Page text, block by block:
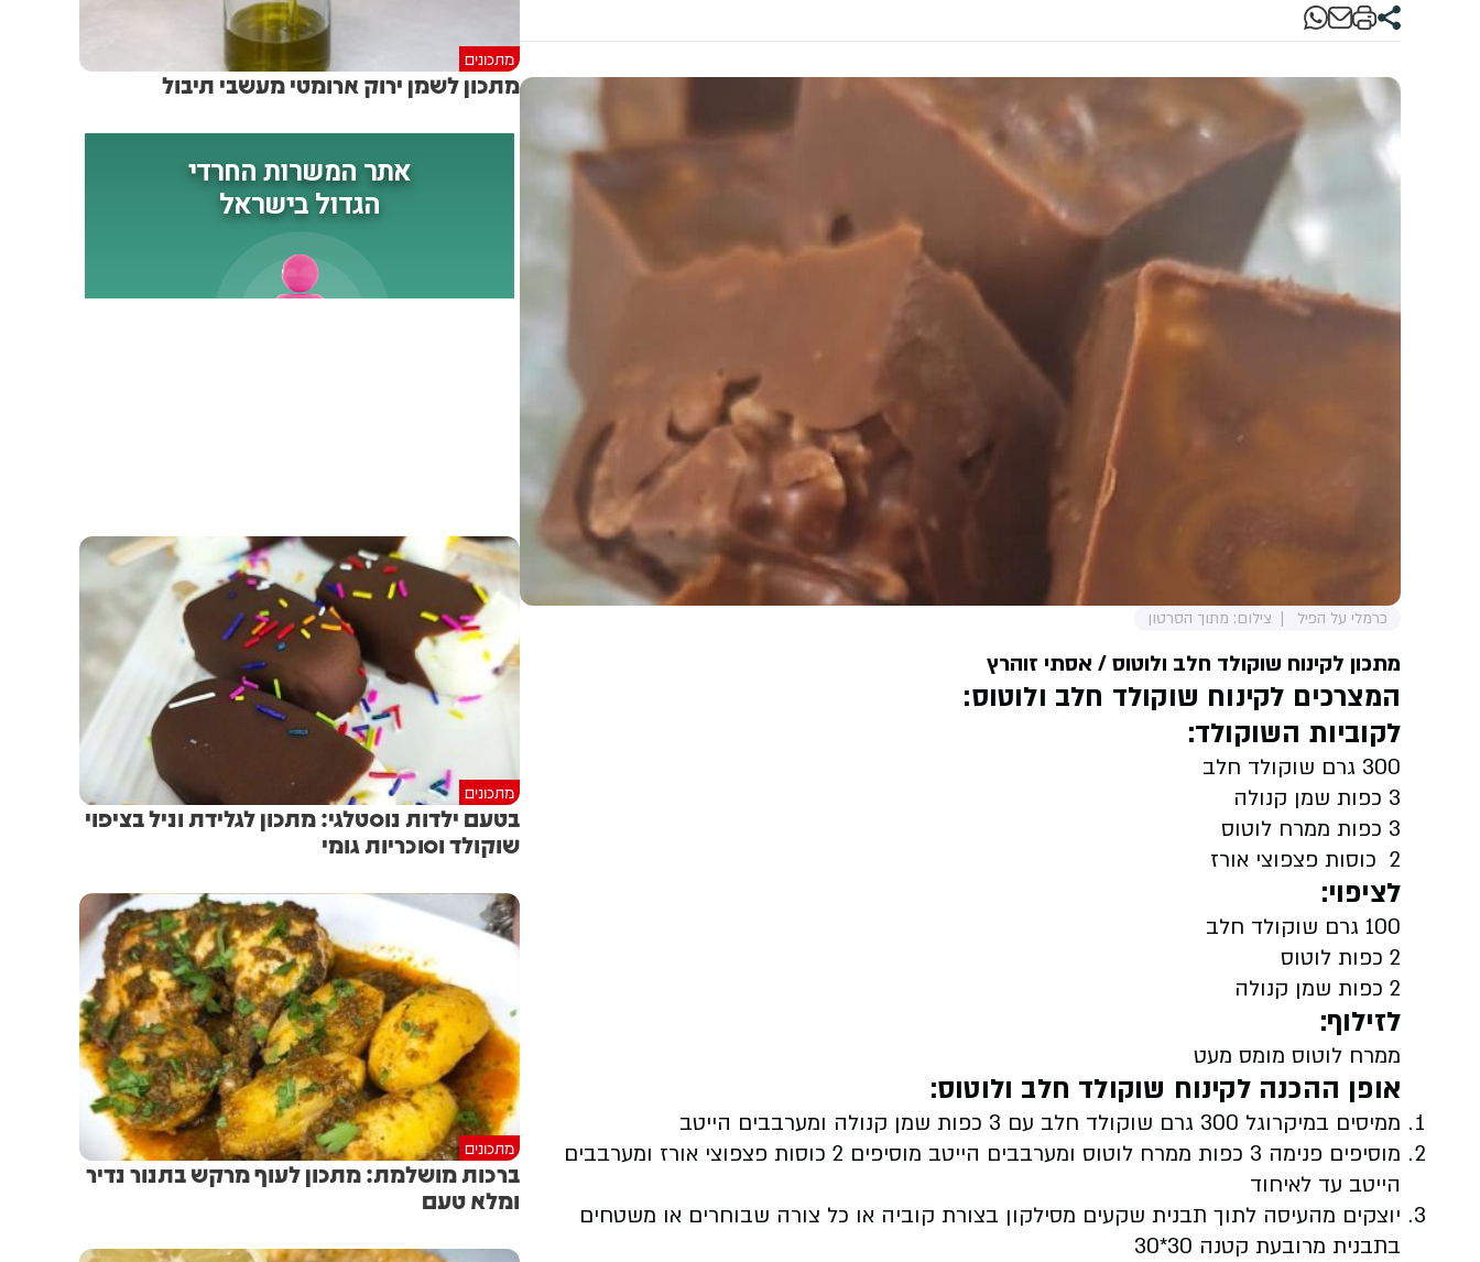
כרמלי על הפיל צילום: מתוך הסרטון
מתכון לקינוח שוקולד חלב ולוטוס/ אסתי זוהרץ
המצרכים לקינוח שוקולד חלב ולוטוס:
לקוביות השוקולד:
300 גרם שוקולד חלב
3 כפות שמן קנולה
3 כפות ממרח לוטוס
2 כוסות פצפוצי אורז
לציפוי:
100 גרם שוקולד חלב
2 כפות לוטוס
2 כפות שמן קנולה
לזילוף:
ממרח לוטוס מומס מעט
אופן ההכנה לקינוח שוקולד חלב ולוטוס:
ממיסים במיקרוגל 300 גרם שוקולד חלב עם 3 כפות שמן קנולה ומערבבים הייטב
מוסיפים פנימה 3 כפות ממרח לוטוס ומערבבים הייטב מוסיפים 2 כוסות פצפוצי אורז ומערבבים
הייטב עד לאיחוד
יוצקים מהעיסה לתוך תבנית שקעים מסילקון בצורת קוביה או כל צורה שבוחרים או משטחים
בתבנית מרובעת קטנה 30*30
מתכונים
מתכון לשמן ירוק ארומטי מעשבי תיבול
מתכונים
בטעם ילדות נוסטלגי: מתכון לגלידת וניל בציפוי
שוקולד וסוכריות גומי
מתכונים
ברכות מושלמת: מתכון לעוף מרקש בתנור נדיר
ומלא טעם